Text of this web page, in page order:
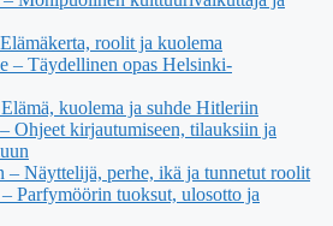
roolit ja kuolema
– Täydellinen opas Helsinki-
kuolema ja suhde Hitleriin
Ohjeet kirjautumiseen, tilauksiin ja
– Näyttelijä, perhe, ikä ja tunnetut roolit
Parfymöörin tuoksut, ulosotto ja